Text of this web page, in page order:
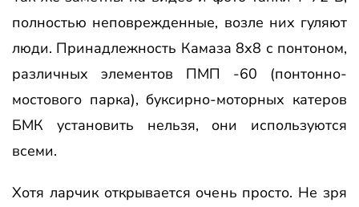
полностью неповрежденные, возле них гуляют
люди. Принадлежность Камаза 8х8 с понтоном,
различных элементов ПМП -60 (понтонно-
мостового парка), буксирно-моторных катеров
БМК установить нельзя, они используются
всеми.
Хотя ларчик открывается очень просто. Не зря